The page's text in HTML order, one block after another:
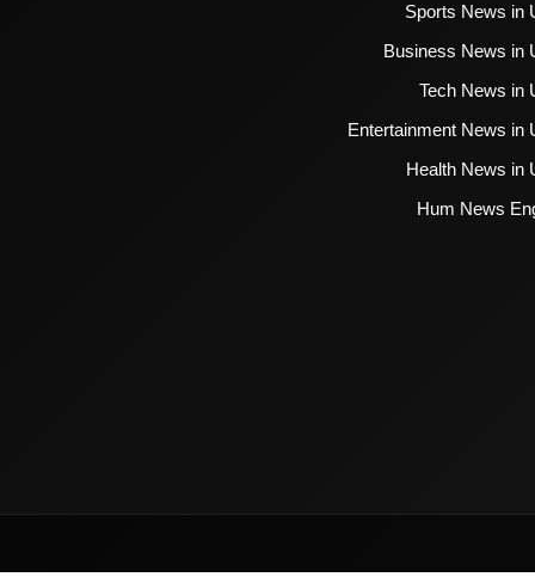
Sports News in
Business News in
Tech News in
Entertainment News in
Health News in
Hum News